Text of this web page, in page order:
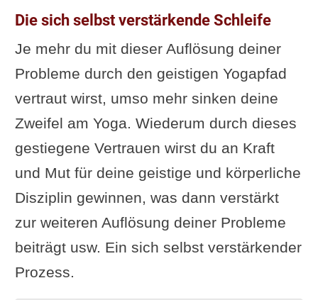
Die sich selbst verstärkende Schleife
Je mehr du mit dieser Auflösung deiner
Probleme durch den geistigen Yogapfad
vertraut wirst, umso mehr sinken deine
Zweifel am Yoga. Wiederum durch dieses
gestiegene Vertrauen wirst du an Kraft
und Mut für deine geistige und körperliche
Disziplin gewinnen, was dann verstärkt
zur weiteren Auflösung deiner Probleme
beiträgt usw. Ein sich selbst verstärkender
Prozess.